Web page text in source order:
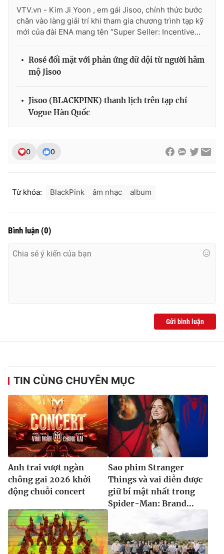
VTV.vn - Kim Ji Yoon , em gái Jisoo, chính thức bước
chân vào làng giải trí khi tham gia chương trình tạp kỹ
mới của đài ENA mang tên “Super Seller: Incentive...
Rosé đối mặt với phản ứng dữ dội từ người hâm
mộ Jisoo
Jisoo (BLACKPINK) thanh lịch trên tạp chí
Vogue Hàn Quốc
0 0
Từ khóa: BlackPink âm nhạc album
Bình luận (0)
Gửi bình luận
TIN CÙNG CHUYÊN MỤC
Anh trai vượt ngàn
chông gai 2026 khởi
động chuỗi concert
Sao phim Stranger
Things và vai diễn được
giữ bí mật nhất trong
Spider-Man: Brand...